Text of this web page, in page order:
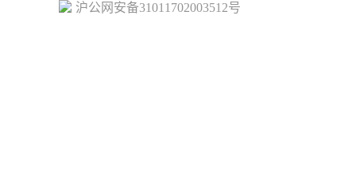
沪公网安备31011702003512号